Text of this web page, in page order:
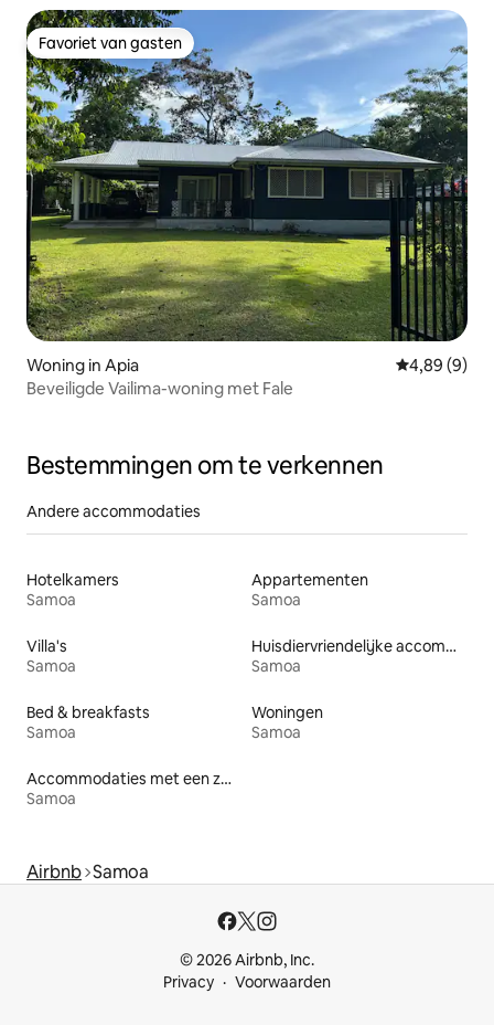
Favoriet van gasten
Favoriet van gasten
Woning in Apia Gemiddelde
4,89 (9)
Beveiligde Vailima-woning met Fale
Bestemmingen om te verkennen
Andere accommodaties
Hotelkamers
Samoa
Appartementen
Samoa
Villa's
Samoa
Huisdiervriendelijke accommodaties
Samoa
Bed & breakfasts
Samoa
Woningen
Samoa
Accommodaties met een zwembad
Samoa
Airbnb Samoa
© 2026 Airbnb, Inc.
Privacy
Voorwaarden